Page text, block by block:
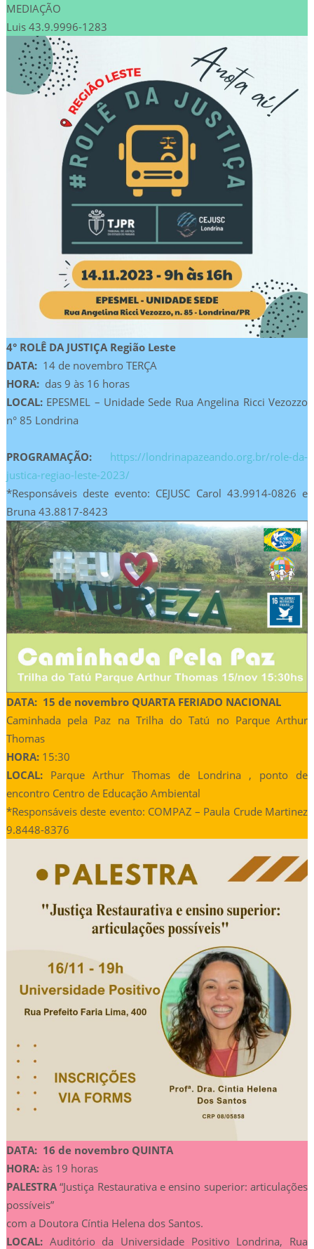
MEDIAÇÃO
Luis 43.9.9996-1283
4° ROLÊ DA JUSTIÇA Região Leste
DATA:14 de novembro TERÇA
HORA:das 9 às 16 horas
LOCAL:EPESMEL – Unidade Sede Rua Angelina Ricci Vezozzo
n° 85 Londrina
PROGRAMAÇÃO: https://londrinapazeando.org.br/role-da-
justica-regiao-leste-2023/
*Responsáveis deste evento: CEJUSC Carol 43.9914-0826 e
Bruna 43.8817-8423
DATA: 15 de novembro QUARTA FERIADO NACIONAL
Caminhada pela Paz na Trilha do Tatú no Parque Arthur
Thomas
HORA:15:30
LOCAL:Parque Arthur Thomas de Londrina , ponto de
encontro Centro de Educação Ambiental
*Responsáveis deste evento: COMPAZ – Paula Crude Martinez
9.8448-8376
DATA: 16 de novembro QUINTA
HORA:às 19 horas
PALESTRA“Justiça Restaurativa e ensino superior: articulações
possíveis”
com a Doutora Cíntia Helena dos Santos.
LOCAL:Auditório da Universidade Positivo Londrina, Rua